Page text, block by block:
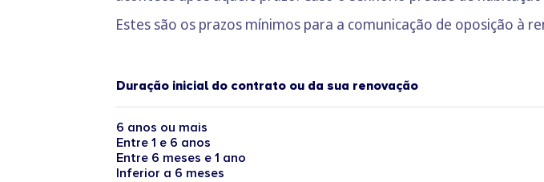
Estes são os prazos mínimos para a comunicação de oposição à
Duração inicial do contrato ou da sua renovação
6 anos ou mais
Entre 1 e 6 anos
Entre 6 meses e 1 ano
Inferior a 6 meses